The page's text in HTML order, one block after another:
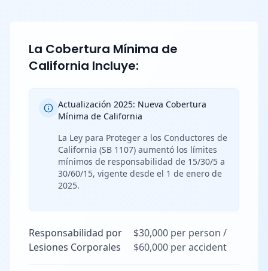
La Cobertura Mínima de
California Incluye:
Actualización 2025: Nueva Cobertura
Mínima de California
La Ley para Proteger a los Conductores de
California (SB 1107) aumentó los límites
mínimos de responsabilidad de 15/30/5 a
30/60/15, vigente desde el 1 de enero de
2025.
Responsabilidad por
Lesiones Corporales
$30,000 per person /
$60,000 per accident